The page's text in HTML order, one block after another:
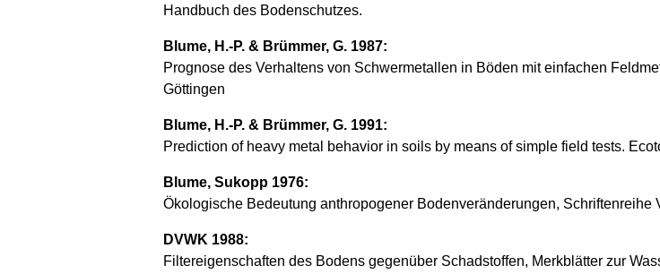
Handbuch des Bodenschutzes.
Blume, H.-P. & Brümmer, G. 1987:
Prognose des Verhaltens von Schwermetallen in Böden mit einfachen
Göttingen
Blume, H.-P. & Brümmer, G. 1991:
Prediction of heavy metal behavior in soils by means of simple field tests.
Blume, Sukopp 1976:
Ökologische Bedeutung anthropogener Bodenveränderungen,
DVWK 1988:
Filtereigenschaften des Bodens gegenüber Schadstoffen, Merkblätter zur